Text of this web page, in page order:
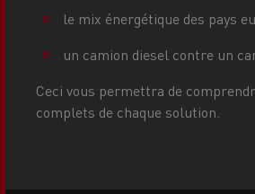
le mix énergétique des pays
un camion diesel contre un
Ceci vous permettra de
complets de chaque solution.